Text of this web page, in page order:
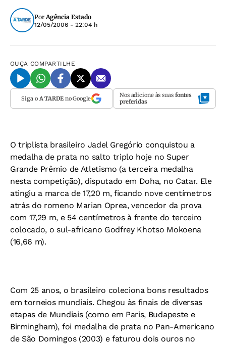
PorAgência Estado
12/05/2006 - 22:04 h
OUÇA COMPARTILHE
Siga o A TARDEno Google Nos adicione às suas fontes
preferidas
O triplista brasileiro Jadel Gregório conquistou a
medalha de prata no salto triplo hoje no Super
Grande Prêmio de Atletismo (a terceira medalha
nesta competição), disputado em Doha, no Catar. Ele
atingiu a marca de 17,20 m, ficando nove centímetros
atrás do romeno Marian Oprea, vencedor da prova
com 17,29 m, e 54 centímetros à frente do terceiro
colocado, o sul-africano Godfrey Khotso Mokoena
(16,66 m).
Com 25 anos, o brasileiro coleciona bons resultados
em torneios mundiais. Chegou às finais de diversas
etapas de Mundiais (como em Paris, Budapeste e
Birmingham), foi medalha de prata no Pan-Americano
de São Domingos (2003) e faturou dois ouros no